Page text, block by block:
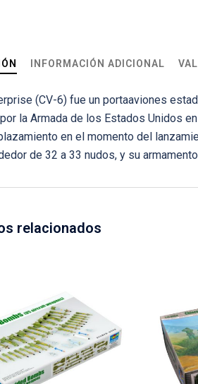
INFORMACIÓN ADICIONAL
(CV-6) fue un portaaviones
la Armada de los Estados Unidos
en el momento del
de 32 a 33 nudos, y su
relacionados